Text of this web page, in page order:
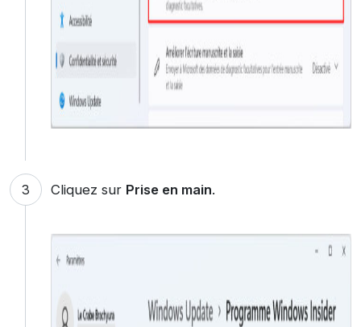
Cliquez sur Prise en main.